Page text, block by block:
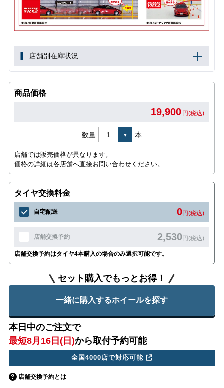
店舗別在庫状況
商品価格
19,900 円(税込)
数量 本
店舗では販売価格が異なります。
価格の詳細は各店舗へ直接お問い合わせください。
タイヤ交換料金
自宅配送 0円(税込)
店舗交換予約 2,530円(税込)
店舗交換予約はタイヤ4本購入の場合のみ選択可能です。
セット購入でもっとお得！
一緒に購入するホイールを探す
本日中のご注文で
最短8月16日(日)から取付予約可能
全国4000店で対応可能
店舗交換予約とは